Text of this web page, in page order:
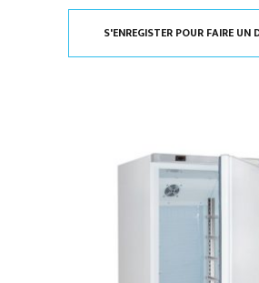
S'ENREGISTER POUR FAIRE UN